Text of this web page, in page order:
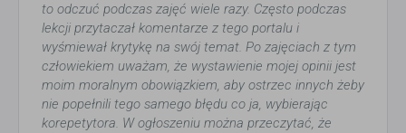
to odczuć podczas zajęć wiele razy. Często podczas
lekcji przytaczał komentarze z tego portalu i
wyśmiewał krytykę na swój temat. Po zajęciach z tym
człowiekiem uważam, że wystawienie mojej opinii jest
moim moralnym obowiązkiem, aby ostrzec innych żeby
nie popełnili tego samego błędu co ja, wybierając
korepetytora. W ogłoszeniu można przeczytać, że